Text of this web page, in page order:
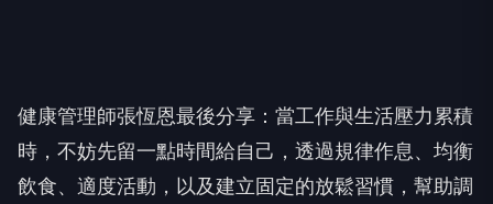
健康管理師張恆恩最後分享：當工作與生活壓力累積
時，不妨先留一點時間給自己，透過規律作息、均衡
飲食、適度活動，以及建立固定的放鬆習慣，幫助調